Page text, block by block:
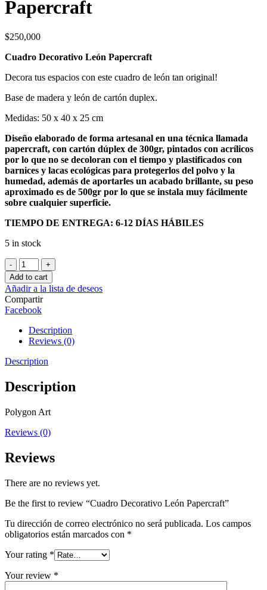
Papercraft
$250,000
Cuadro Decorativo León Papercraft
Decora tus espacios con este cuadro de león tan original!
Base de madera y león de cartón duplex.
Medidas: 50 x 40 x 25 cm
Diseño elaborado de forma artesanal en una técnica llamada
papercraft, con cartón dúplex de 300gr, pintados con acrílicos
por lo que no se decoloran con el tiempo y plastificados con
barnices y lacas ecológicas para protegerlos del polvo y la
humedad, además de aportarles un acabado brillante, su peso
aproximado es de 500gr por lo que se instala muy fácilmente
sobre cualquier superficie.
TIEMPO DE ENTREGA: 6-12 DÍAS HÁBILES
5 in stock
Cuadro
Decorativo
León
Papercraft
quantity
Add to cart
Añadir a la lista de deseos
Compartir
Facebook
Description
Reviews (0)
Description
Description
Polygon Art
Reviews (0)
Reviews
There are no reviews yet.
Be the first to review “Cuadro Decorativo León Papercraft”
Tu dirección de correo electrónico no será publicada. Los campos
obligatorios están marcados con *
Your rating *
Your review *